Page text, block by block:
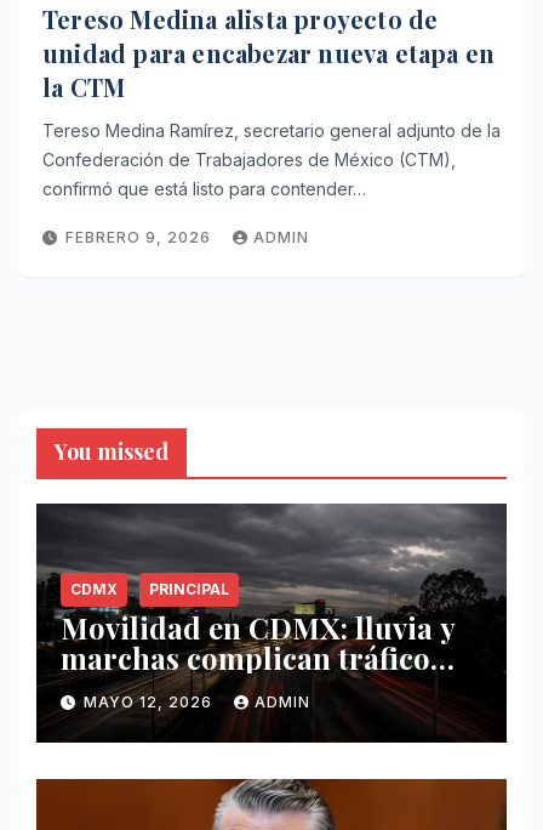
Tereso Medina alista proyecto de
unidad para encabezar nueva etapa en
la CTM
Tereso Medina Ramírez, secretario general adjunto de la
Confederación de Trabajadores de México (CTM),
confirmó que está listo para contender…
FEBRERO 9, 2026 ADMIN
You missed
CDMX PRINCIPAL
Movilidad en CDMX: lluvia y
marchas complican tráfico
este 12 de mayo
MAYO 12, 2026 ADMIN